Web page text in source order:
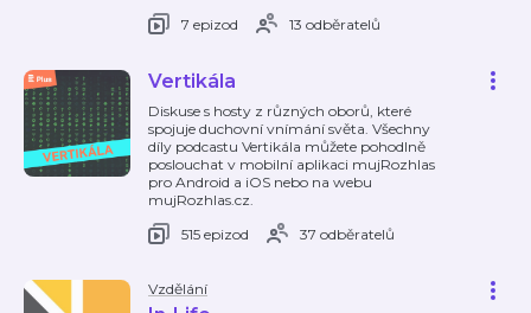
7 epizod
13 odběratelů
Vertikála
Diskuse s hosty z různých oborů, které
spojuje duchovní vnímání světa. Všechny
díly podcastu Vertikála můžete pohodlně
poslouchat v mobilní aplikaci mujRozhlas
pro Android a iOS nebo na webu
mujRozhlas.cz.
515 epizod
37 odběratelů
Vzdělání